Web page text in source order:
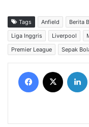
Tags Anfield Berita
Liga Inggris
Liverpool
Premier League
Sepak